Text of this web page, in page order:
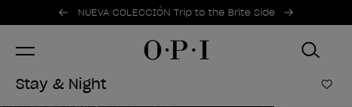
Ofertas promocionales
NUEVA COLECCIÓN Trip to the Brite Side
Item 1 of 2
Stay & Night